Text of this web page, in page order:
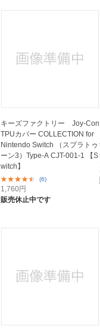
キーズファクトリー Joy-Con
TPUカバー COLLECTION for
Nintendo Switch （スプラトゥ
ーン3）Type-A CJT-001-1 【S
witch】
(6)
1,760円
販売休止中です